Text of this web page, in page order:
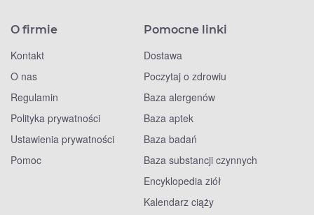
O firmie
Kontakt
O nas
Regulamin
Polityka prywatności
Ustawienia prywatności
Pomoc
Pomocne linki
Dostawa
Poczytaj o zdrowiu
Baza alergenów
Baza aptek
Baza badań
Baza substancji czynnych
Encyklopedia ziół
Kalendarz ciąży